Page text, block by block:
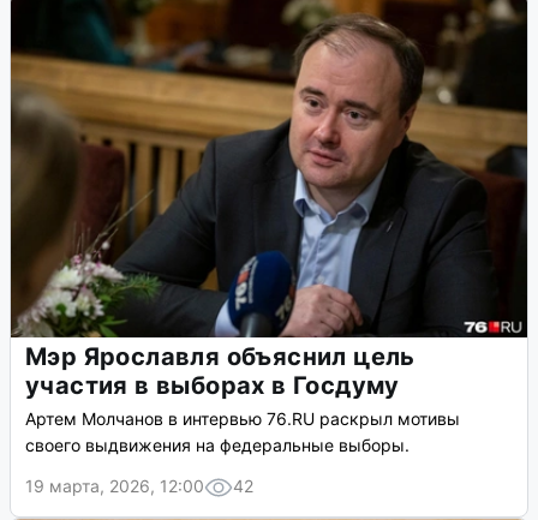
Мэр Ярославля объяснил цель
участия в выборах в Госдуму
Артем Молчанов в интервью 76.RU раскрыл мотивы
своего выдвижения на федеральные выборы.
19 марта, 2026, 12:00
42